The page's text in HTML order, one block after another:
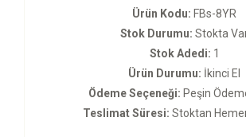
Ürün Kodu: FBs-8YR
Stok Durumu: Stokta
Stok Adedi: 1
Ürün Durumu: İkinci El
Ödeme Seçeneği: Peşin
Teslimat Süresi: Stoktan